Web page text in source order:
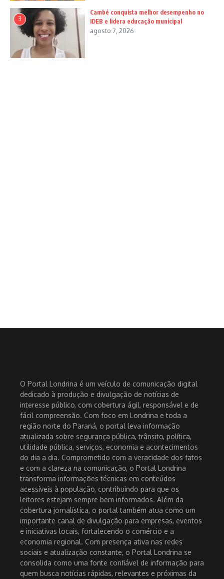
3
Cambé conquista melhor desempenho no
IDEB e lidera educação municipal
agosto 7, 2026
O Portal Londrina é um veículo de comunicação digital
dedicado à produção e divulgação de notícias de
interesse público, com cobertura ágil, responsável e de
fácil compreensão. Com foco em Londrina e toda a
região norte do Paraná, o portal leva informação
atualizada sobre segurança pública, trânsito, política,
utilidade pública, serviços, economia e acontecimentos
do dia a dia. Comprometido com a veracidade dos fatos
e com a clareza na comunicação, o Portal Londrina
transforma informações técnicas em conteúdos
acessíveis à população, contribuindo para que os
leitores estejam sempre bem informados. Além da
cobertura jornalística, o portal também atua como um
importante canal de divulgação para empresas, eventos
e iniciativas locais, fortalecendo o comércio e a
economia regional. Com presença ativa nas redes
sociais e atualização constante, o Portal Londrina se
consolida como uma fonte confiável de informação para
quem busca notícias rápidas, relevantes e próximas da